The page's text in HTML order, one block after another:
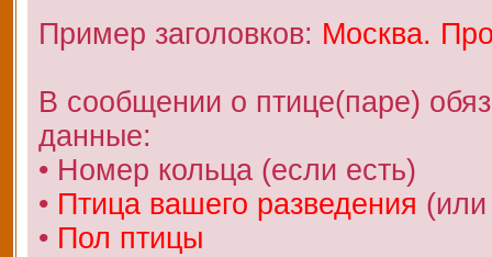
Пример заголовков: Москва.
В сообщении о птице(паре)
данные:
• Номер кольца (если есть)
• Птица вашего разведения
• Пол птицы